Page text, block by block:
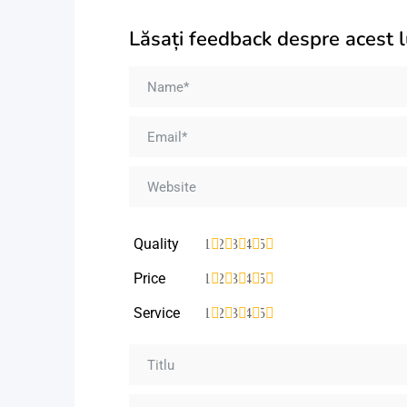
Lăsați feedback despre acest
Quality 5
4
3
2
1
Price 5
4
3
2
1
Service 5
4
3
2
1